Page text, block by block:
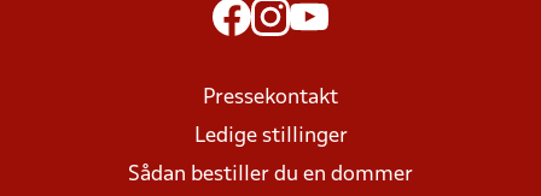
Pressekontakt
Ledige stillinger
Sådan bestiller du en dommer